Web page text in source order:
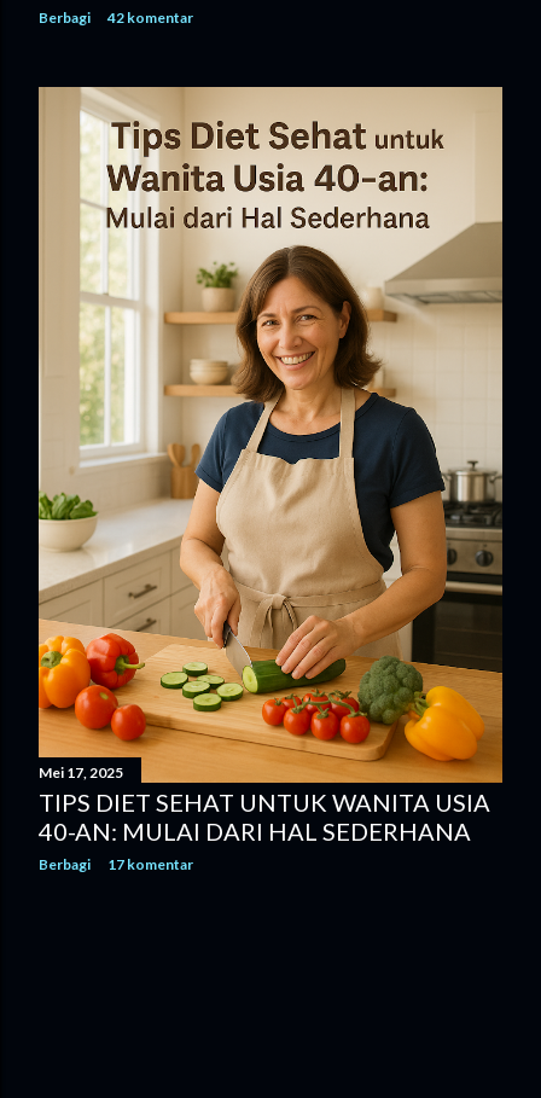
Berbagi 42 komentar
Mei 17, 2025
TIPS DIET SEHAT UNTUK WANITA USIA
40-AN: MULAI DARI HAL SEDERHANA
Berbagi 17 komentar